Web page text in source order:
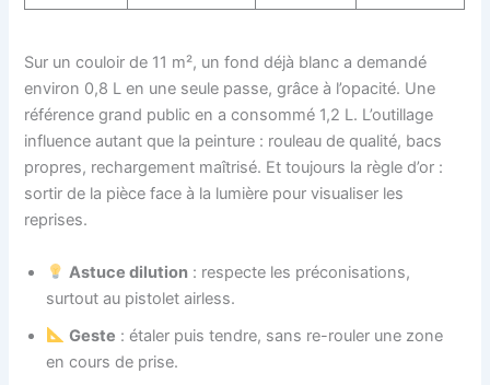
Sur un couloir de 11 m², un fond déjà blanc a demandé
environ 0,8 L en une seule passe, grâce à l’opacité. Une
référence grand public en a consommé 1,2 L. L’outillage
influence autant que la peinture : rouleau de qualité, bacs
propres, rechargement maîtrisé. Et toujours la règle d’or :
sortir de la pièce face à la lumière pour visualiser les
reprises.
Astuce dilution : respecte les préconisations,
surtout au pistolet airless.
Geste : étaler puis tendre, sans re-rouler une zone
en cours de prise.